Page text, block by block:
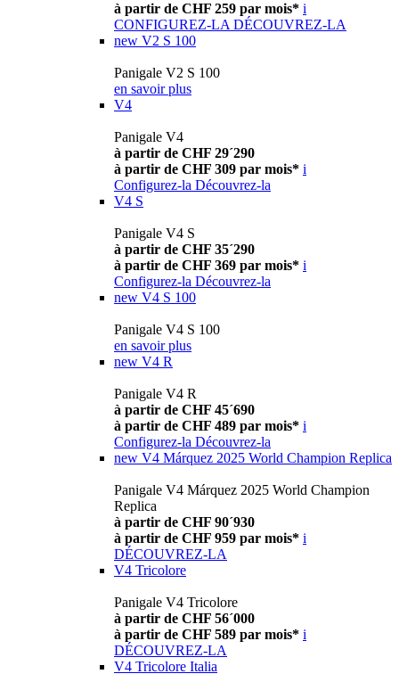
à partir de CHF 259 par mois* i
CONFIGUREZ-LA DÉCOUVREZ-LA
new V2 S 100
Panigale V2 S 100
en savoir plus
V4
Panigale V4
à partir de CHF 29´290
à partir de CHF 309 par mois* i
Configurez-la Découvrez-la
V4 S
Panigale V4 S
à partir de CHF 35´290
à partir de CHF 369 par mois* i
Configurez-la Découvrez-la
new V4 S 100
Panigale V4 S 100
en savoir plus
new V4 R
Panigale V4 R
à partir de CHF 45´690
à partir de CHF 489 par mois* i
Configurez-la Découvrez-la
new V4 Márquez 2025 World Champion Replica
Panigale V4 Márquez 2025 World Champion
Replica
à partir de CHF 90´930
à partir de CHF 959 par mois* i
DÉCOUVREZ-LA
V4 Tricolore
Panigale V4 Tricolore
à partir de CHF 56´000
à partir de CHF 589 par mois* i
DÉCOUVREZ-LA
V4 Tricolore Italia